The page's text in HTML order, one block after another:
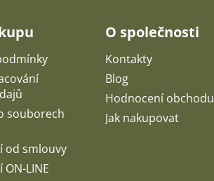
souborech
od smlouvy
LINE
O společnosti
Kontakty
Blog
Hodnocení obchodu
Jak nakupovat